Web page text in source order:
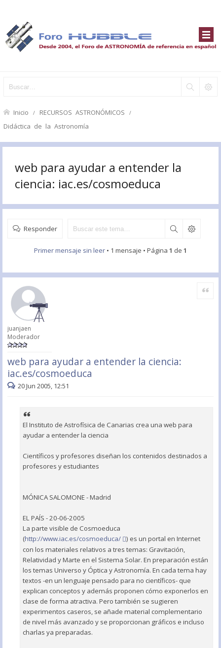
Inicio RECURSOS ASTRONÓMICOS
Didáctica de la Astronomía
web para ayudar a entender la
ciencia: iac.es/cosmoeduca
Responder
Primer mensaje sin leer • 1 mensaje • Página 1 de 1
juanjaen
Moderador
web para ayudar a entender la ciencia:
iac.es/cosmoeduca
Citar
20 Jun 2005, 12:51
El Instituto de Astrofísica de Canarias crea una web para
ayudar a entender la ciencia
Científicos y profesores diseñan los contenidos destinados a
profesores y estudiantes
MÓNICA SALOMONE - Madrid
EL PAÍS - 20-06-2005
La parte visible de Cosmoeduca
(http://www.iac.es/cosmoeduca/
) es un portal en Internet
con los materiales relativos a tres temas: Gravitación,
Relatividad y Marte en el Sistema Solar. En preparación están
los temas Universo y Óptica y Astronomía. En cada tema hay
textos -en un lenguaje pensado para no científicos- que
explican conceptos y además proponen cómo exponerlos en
clase de forma atractiva. Pero también se sugieren
experimentos caseros, se añade material complementario
de nivel más avanzado y se proporcionan gráficos e incluso
charlas ya preparadas.